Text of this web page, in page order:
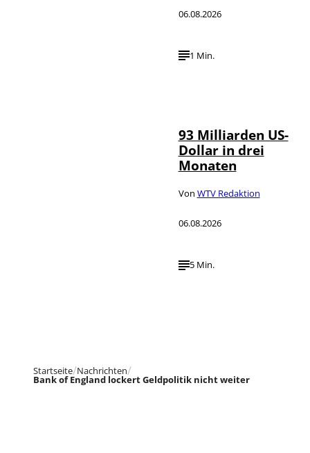
06.08.2026
1 Min.
93 Milliarden US-
Dollar in drei
Monaten
Von WTV Redaktion
06.08.2026
5 Min.
Startseite Nachrichten
Bank of England lockert Geldpolitik nicht weiter